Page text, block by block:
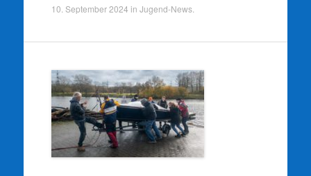
10. September 2024 in Jugend-News.